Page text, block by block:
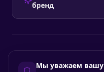
бренд
Мы уважаем вашу